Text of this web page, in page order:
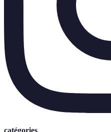
catégories